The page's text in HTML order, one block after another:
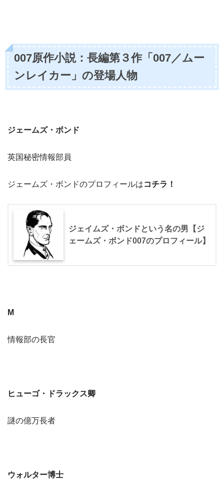
007原作小説：長編第３作「007／ムー
ンレイカー」の登場人物
ジェームズ・ボンド
英国秘密情報部員
ジェームズ・ボンドのプロフィールはコチラ！
ジェイムズ・ボンドという名の男【ジ
ェームズ・ボンド007のプロフィール】
M
情報部の長官
ヒューゴ・ドラックス卿
謎の億万長者
ウォルター博士